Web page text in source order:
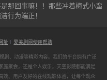
那回事嘛！！那些冲着梅式小蛮
行为端正！
址 爱美剧网使用帮助
剧、动漫等精彩内容。我们的平台拥有广泛
庭聚会，还是个人娱乐，天空影院都能满足
效、用户友好的在线观影体验，让每个观众